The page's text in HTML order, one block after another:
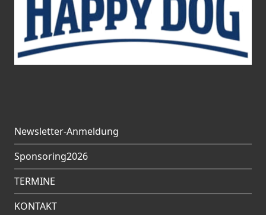
Newsletter-Anmeldung
Sponsoring2026
TERMINE
KONTAKT